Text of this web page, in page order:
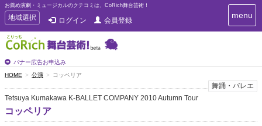
お薦め演劇・ミュージカルのクチコミは、CoRich舞台芸術！
T
o
g
g
e
n
a
v
g
地域選択 ログイン 会員登録
バナー広告お申込み
T
o
n
i
menu
HOME 公演 コッペリア
舞踊・バレエ
Tetsuya Kumakawa K-BALLET COMPANY 2010 Autumn Tour
コッペリア